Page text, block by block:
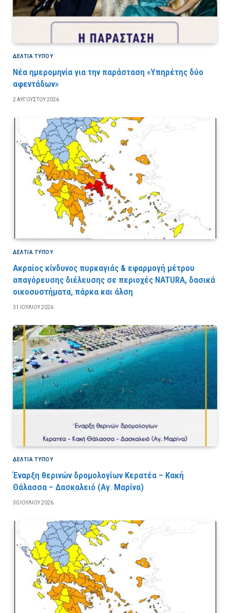
ΔΕΛΤΙΑ ΤΥΠΟΥ
Νέα ημερομηνία για την παράσταση «Υπηρέτης δύο
αφεντάδων»
2 ΑΥΓΟΎΣΤΟΥ 2026
ΔΕΛΤΙΑ ΤΥΠΟΥ
Ακραίος κίνδυνος πυρκαγιάς & εφαρμογή μέτρου
απαγόρευσης διέλευσης σε περιοχές NATURA, δασικά
οικοσυστήματα, πάρκα και άλση
31 ΙΟΥΛΊΟΥ 2026
ΔΕΛΤΙΑ ΤΥΠΟΥ
Έναρξη θερινών δρομολογίων Κερατέα – Κακή
Θάλασσα – Δασκαλειό (Αγ. Μαρίνα)
30 ΙΟΥΛΊΟΥ 2026